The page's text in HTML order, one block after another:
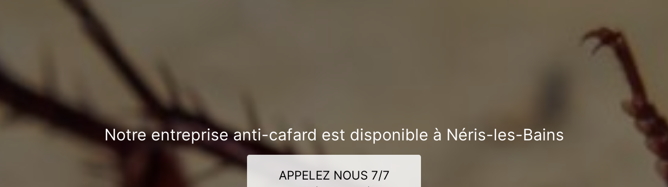
Notre entreprise anti-cafard est disponible à Néris-les-Bains
APPELEZ NOUS 7/7